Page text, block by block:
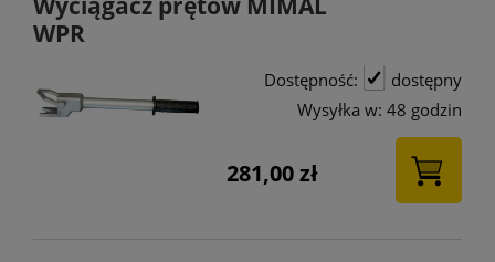
WPR
Dostępność:
dostępny
Wysyłka w: 48 godzin
281,00 zł